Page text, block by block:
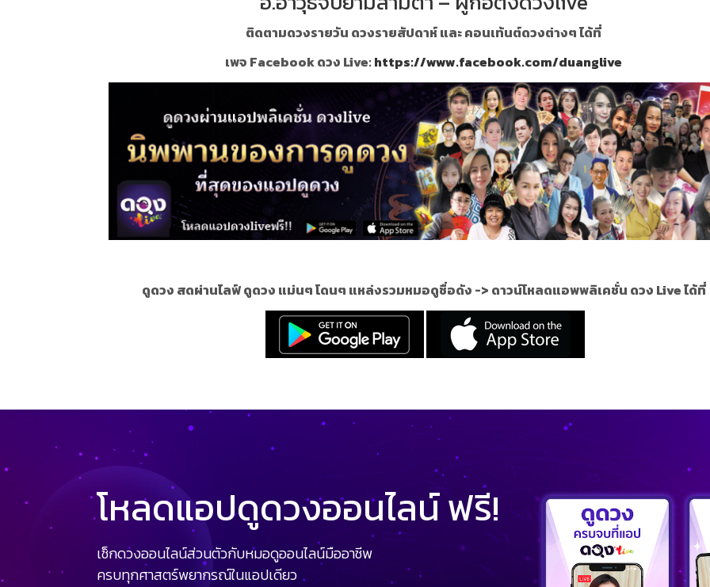
ติดตามดวงรายวัน ดวงรายสัปดาห์ และ คอนเท้นต์ดวงต่างๆ ได้ที่
เพจ Facebook ดวง Live:https://www.facebook.com/duanglive
ดูดวง สดผ่านไลฟ์ ดูดวง แม่นๆ โดนๆ แหล่งรวมหมอดูชื่อดัง -> ดาวน์โหลดแอพพลิเคชั่น ดวง Live ได้ที่
โหลดแอปดูดวงออนไลน์ ฟรี!
เช็กดวงออนไลน์ส่วนตัวกับหมอดูออนไลน์มืออาชีพ
ครบทุกศาสตร์พยากรณ์ในแอปเดียว